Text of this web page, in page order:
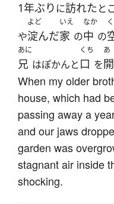
1年ぶり に訪れたと
や
よど
淀んだ
いえ
家 の
なか
中 の
あに
兄 はぽかんと
くち
口 を
あ
When my older
house, which had
passing away a
and our jaws
garden was
stagnant air inside
shocking.